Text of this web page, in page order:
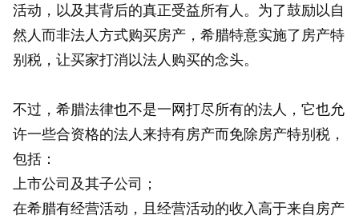
活动，以及其背后的真正受益所有人。为了鼓励以自
然人而非法人方式购买房产，希腊特意实施了房产特
别税，让买家打消以法人购买的念头。
不过，希腊法律也不是一网打尽所有的法人，它也允
许一些合资格的法人来持有房产而免除房产特别税，
包括：
上市公司及其子公司；
在希腊有经营活动，且经营活动的收入高于来自房产